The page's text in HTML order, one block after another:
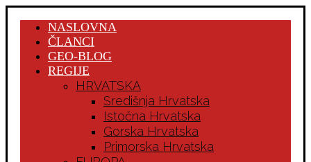
NASLOVNA
ČLANCI
GEO-BLOG
REGIJE
HRVATSKA
Središnja Hrvatska
Istočna Hrvatska
Gorska Hrvatska
Primorska Hrvatska